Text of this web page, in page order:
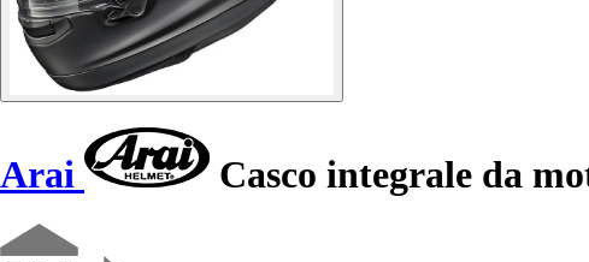
Arai Casco integrale da